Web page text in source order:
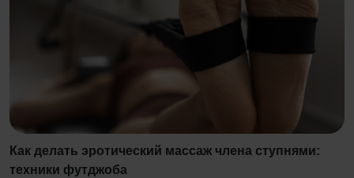
Как делать эротический массаж члена ступнями:
техники футджоба